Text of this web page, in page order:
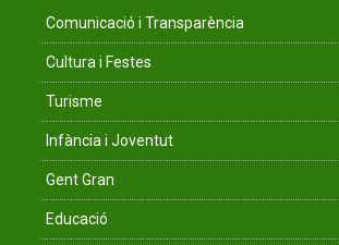
Comunicació i Transparència
Cultura i Festes
Turisme
Infància i Joventut
Gent Gran
Educació